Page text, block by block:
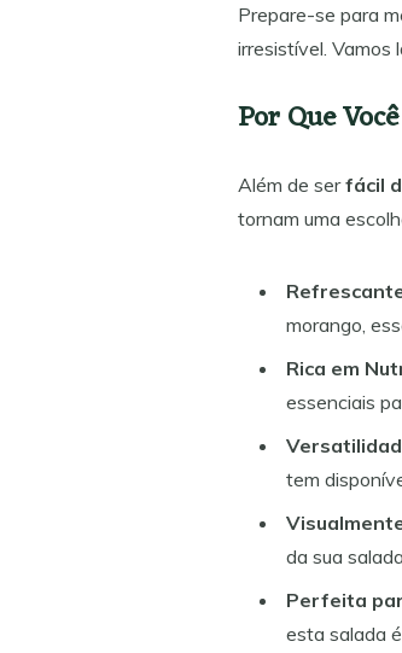
Prepare-se para
irresistível. Vamos
Por Que
Além de serfácil
tornam uma
morango,
Rica em
essenciais
tem
da sua
Perfeita
esta salada